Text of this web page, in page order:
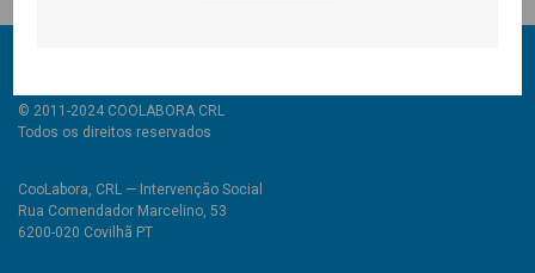
© 2011-2024 COOLABORA CRL
Todos os direitos reservados
CooLabora, CRL — Intervenção Social
Rua Comendador Marcelino, 53
6200-020 Covilhã PT